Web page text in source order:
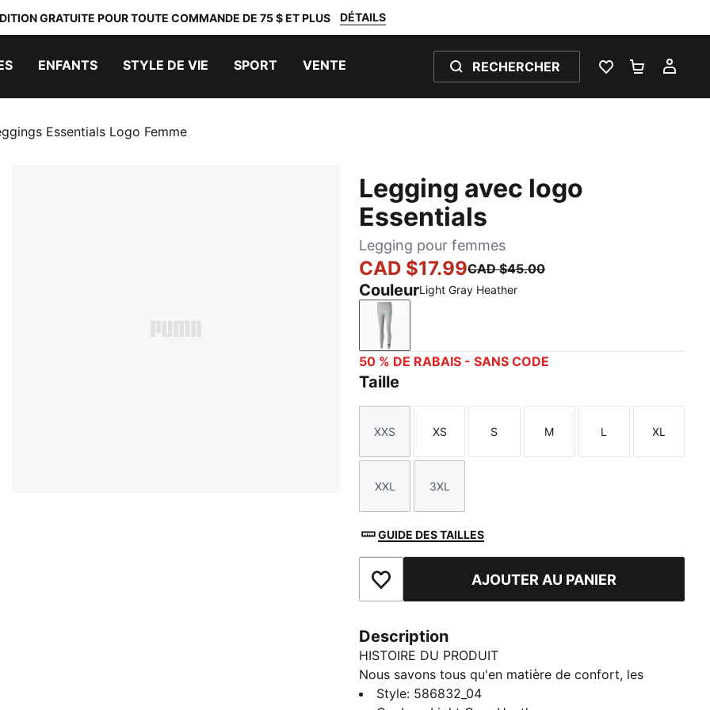
GRATUITE POUR TOUTE COMMANDE DE 75 $ ET PLUS DÉTAILS
ENFANTS STYLE DE VIE SPORT VENTE RECHERCHER
LISTE DEPANIER 0
Essentials Logo Femme
Legging avec logo
Essentials
Legging pour femmes
CAD $17.99CAD $45.00
CouleurLight Gray Heather
Light Gray Heather
50 % DE RABAIS - SANS CODE
Taille
Taille
XXS
Taille
XS
Taille
S
Taille
M
Taille
L
Taille
XL
Taille
XXL
Taille
3XL
GUIDE DES TAILLES
Ajouter à la liste de souhaits
AJOUTER AU PANIER
Description
HISTOIRE DU PRODUIT
Nous savons tous qu'en matière de confort, les
leggings sont le summum. La collection PUMA
Style: 586832_04